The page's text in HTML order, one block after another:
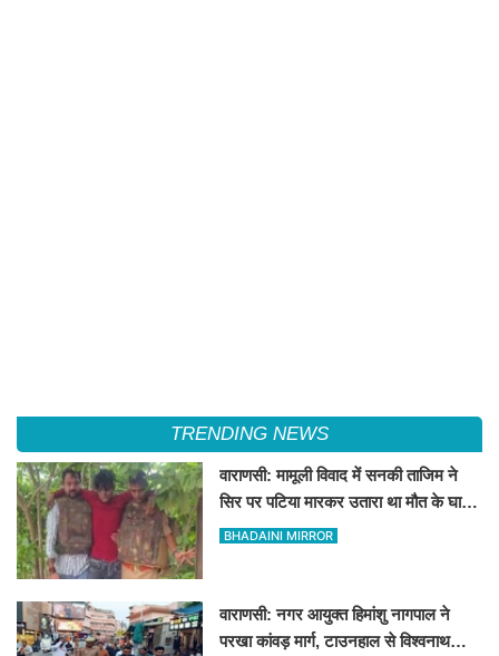
TRENDING NEWS
वाराणसी: मामूली विवाद में सनकी ताजिम ने
सिर पर पटिया मारकर उतारा था मौत के घाट,
पत्नी रहती है मायके, जानें पूरा घटनाक्रम
BHADAINI MIRROR
वाराणसी: नगर आयुक्त हिमांशु नागपाल ने
परखा कांवड़ मार्ग, टाउनहाल से विश्वनाथ